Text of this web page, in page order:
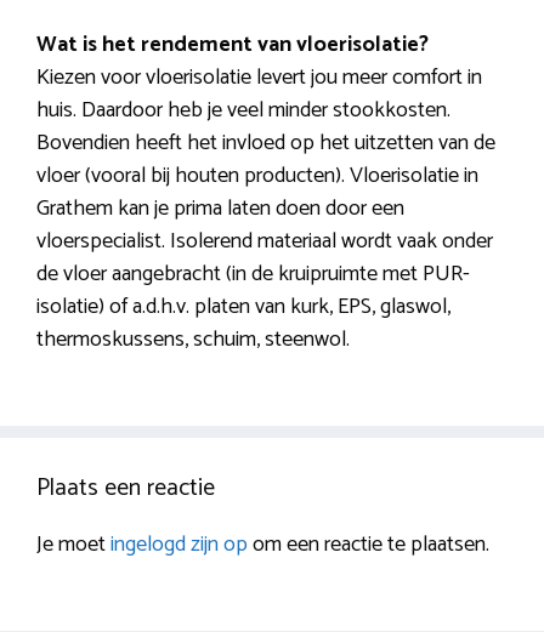
Wat is het rendement van vloerisolatie?
Kiezen voor vloerisolatie levert jou meer comfort in
huis. Daardoor heb je veel minder stookkosten.
Bovendien heeft het invloed op het uitzetten van de
vloer (vooral bij houten producten). Vloerisolatie in
Grathem kan je prima laten doen door een
vloerspecialist. Isolerend materiaal wordt vaak onder
de vloer aangebracht (in de kruipruimte met PUR-
isolatie) of a.d.h.v. platen van kurk, EPS, glaswol,
thermoskussens, schuim, steenwol.
Plaats een reactie
Je moetingelogd zijn opom een reactie te plaatsen.